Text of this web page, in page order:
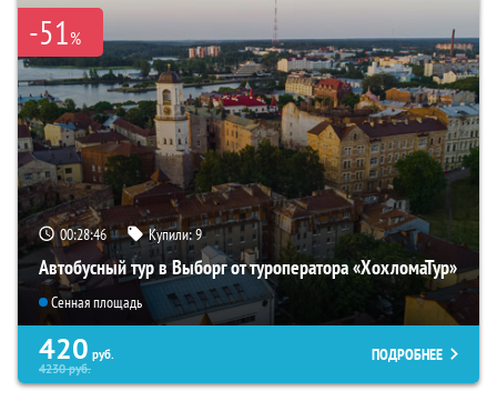
-51%
00:28:45 Купили:9
Автобусный тур в Выборг от туроператора «ХохломаТур»
Сенная площадь
420 руб.
4230руб.
ПОДРОБНЕЕ